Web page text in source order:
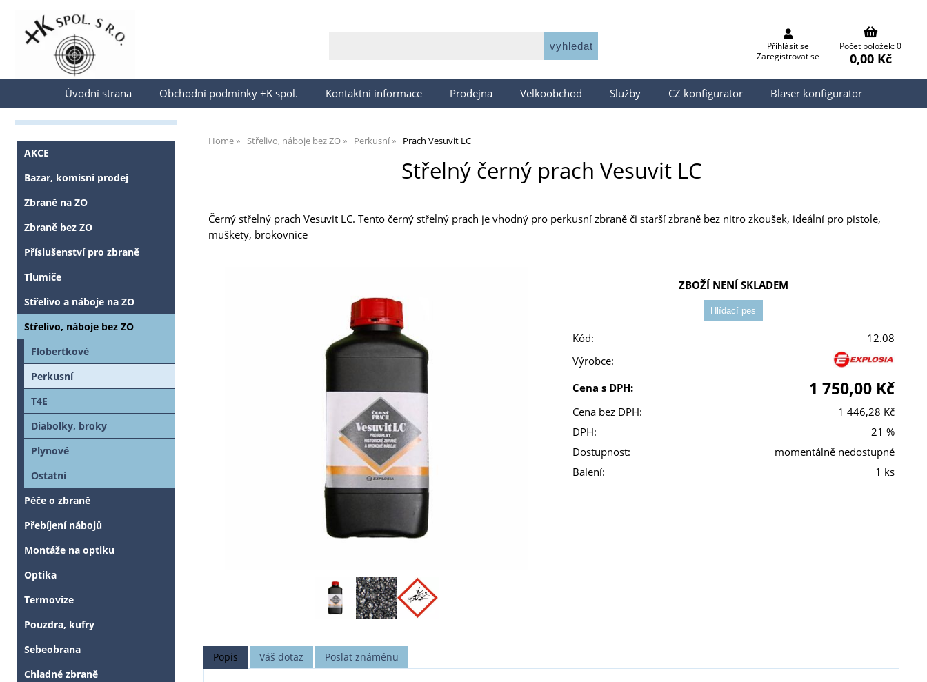
Přihlásit se
Přihlásit se
Zaregistrovat se
Počet položek: 0
0,00 Kč
Úvodní strana Obchodní podmínky +K spol. Kontaktní informace Prodejna Velkoobchod Služby CZ konfigurator Blaser konfigurator
Home Střelivo, náboje bez ZO Perkusní Prach Vesuvit LC
Střelný černý prach Vesuvit LC
Černý střelný prach Vesuvit LC. Tento černý střelný prach je vhodný pro perkusní zbraně či starší zbraně bez nitro zkoušek, ideální pro pistole,
muškety, brokovnice
ZBOŽÍ NENÍ SKLADEM
Kód:
12.08
Výrobce:
Cena s DPH:
1 750,00 Kč
Cena bez DPH:
1 446,28 Kč
DPH:
21 %
Dostupnost:
momentálně nedostupné
Balení:
1 ks
Popis Váš dotaz Poslat známénu
AKCE
Bazar, komisní prodej
Zbraně na ZO
Zbraně bez ZO
Příslušenství pro zbraně
Tlumiče
Střelivo a náboje na ZO
Střelivo, náboje bez ZO
Flobertkové
Perkusní
T4E
Diabolky, broky
Plynové
Ostatní
Péče o zbraně
Přebíjení nábojů
Montáže na optiku
Optika
Termovize
Pouzdra, kufry
Sebeobrana
Chladné zbraně